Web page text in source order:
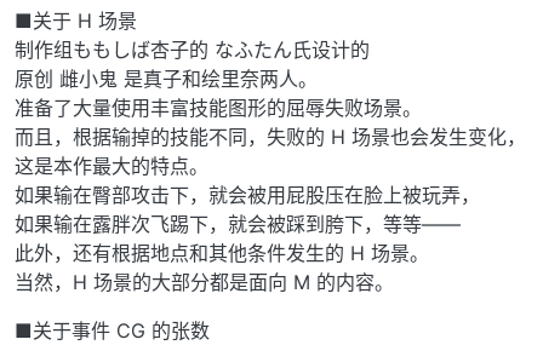
■关于 H 场景
制作组ももしば杏子的 なふたん氏设计的
原创 雌小鬼 是真子和绘里奈两人。
准备了大量使用丰富技能图形的屈辱失败场景。
而且，根据输掉的技能不同，失败的 H 场景也会发生变化，
这是本作最大的特点。
如果输在臀部攻击下，就会被用屁股压在脸上被玩弄，
如果输在露胖次飞踢下，就会被踩到胯下，等等——
此外，还有根据地点和其他条件发生的 H 场景。
当然，H 场景的大部分都是面向 M 的内容。
■关于事件 CG 的张数